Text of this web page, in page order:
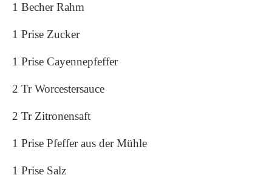
1 Becher Rahm
1 Prise Zucker
1 Prise Cayennepfeffer
2 Tr Worcestersauce
2 Tr Zitronensaft
1 Prise Pfeffer aus der Mühle
1 Prise Salz